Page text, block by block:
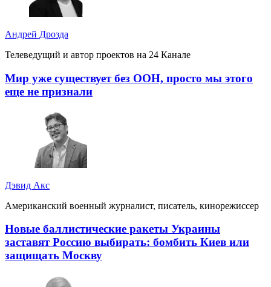
Андрей Дрозда
Телеведущий и автор проектов на 24 Канале
Мир уже существует без ООН, просто мы этого
еще не признали
Дэвид Акс
Американский военный журналист, писатель, кинорежиссер
Новые баллистические ракеты Украины
заставят Россию выбирать: бомбить Киев или
защищать Москву